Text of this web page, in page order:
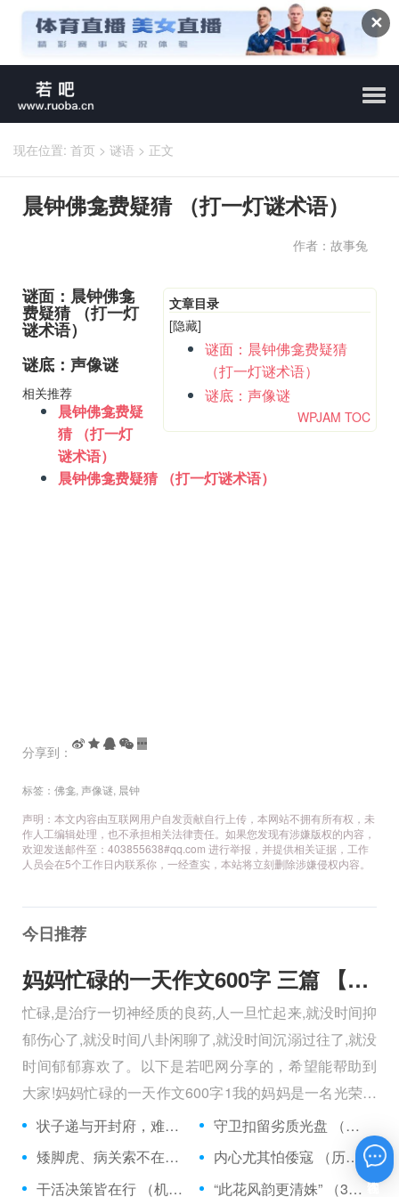
✕
现在位置: 首页 > 谜语 > 正文
晨钟佛龛费疑猜 （打一灯谜术语）
作者：故事兔
文章目录
[隐藏]
谜面：晨钟佛龛费疑猜
（打一灯谜术语）
谜底：声像谜
WPJAM TOC
谜面：晨钟佛龛
费疑猜 （打一灯
谜术语）
谜底：声像谜
相关推荐
晨钟佛龛费疑
猜 （打一灯
谜术语）
晨钟佛龛费疑猜 （打一灯谜术语）
分享到：
标签： 佛龛 声像谜 晨钟
声明：本文内容由互联网用户自发贡献自行上传，本网站不拥有所有权，未
作人工编辑处理，也不承担相关法律责任。如果您发现有涉嫌版权的内容，
欢迎发送邮件至：403855638#qq.com 进行举报，并提供相关证据，工作
人员会在5个工作日内联系你，一经查实，本站将立刻删除涉嫌侵权内容。
今日推荐
妈妈忙碌的一天作文600字 三篇 【600字】
忙碌,是治疗一切神经质的良药,人一旦忙起来,就没时间抑
郁伤心了,就没时间八卦闲聊了,就没时间沉溺过往了,就没
时间郁郁寡欢了。以下是若吧网分享的，希望能帮助到
大家!妈妈忙碌的一天作文600字1我的妈妈是一名光荣的
人民警察，她总有做不完的事情。
状子递与开封府，难忍怒气心中生 （5字口语）
守卫扣留劣质光盘 （5字常言）
矮脚虎、病关索不在，智多星、行者前往此处 （七字俗语）
内心尤其怕倭寇 （历法用语一卷帘）
干活决策皆在行 （机构简称二）
“此花风韵更清姝” （3字手机品牌）